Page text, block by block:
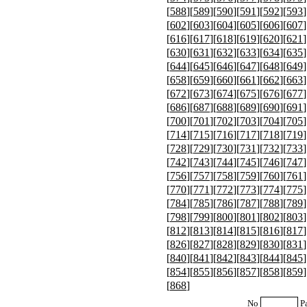
[588][589][590][591][592][593
[602][603][604][605][606][607
[616][617][618][619][620][621
[630][631][632][633][634][635
[644][645][646][647][648][649
[658][659][660][661][662][663
[672][673][674][675][676][677
[686][687][688][689][690][691
[700][701][702][703][704][705
[714][715][716][717][718][719
[728][729][730][731][732][733
[742][743][744][745][746][747
[756][757][758][759][760][761
[770][771][772][773][774][775
[784][785][786][787][788][789
[798][799][800][801][802][803
[812][813][814][815][816][817
[826][827][828][829][830][831
[840][841][842][843][844][845
[854][855][856][857][858][859
[868]
No